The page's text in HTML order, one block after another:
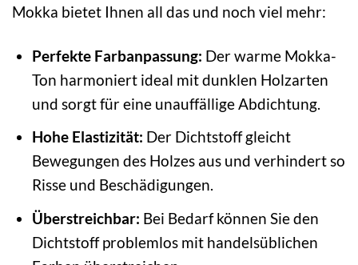
Mokka bietet Ihnen all das und noch viel mehr:
Perfekte Farbanpassung: Der warme Mokka-
Ton harmoniert ideal mit dunklen Holzarten
und sorgt für eine unauffällige Abdichtung.
Hohe Elastizität: Der Dichtstoff gleicht
Bewegungen des Holzes aus und verhindert so
Risse und Beschädigungen.
Überstreichbar: Bei Bedarf können Sie den
Dichtstoff problemlos mit handelsüblichen